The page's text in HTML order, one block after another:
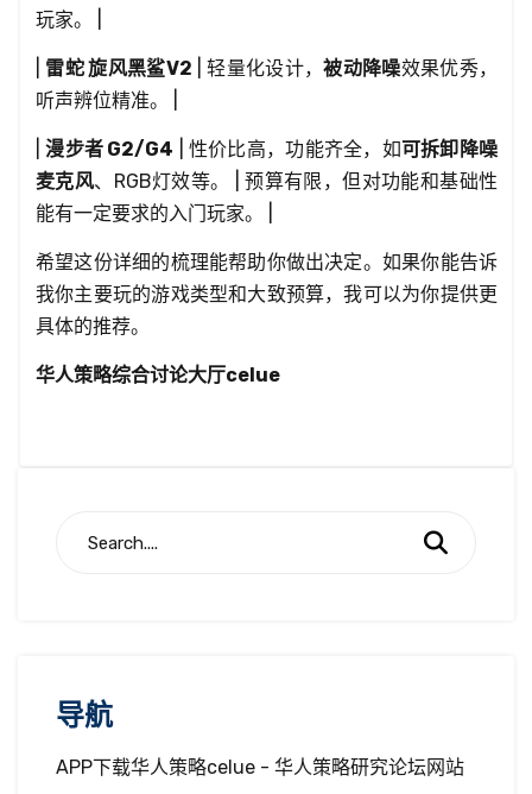
玩家。 |
雷蛇 旋风黑鲨V2 | 轻量化设计，被动降噪效果优秀，
听声辨位精准。 |
|漫步者 G2/G4 | 性价比高，功能齐全，如可拆卸降噪
麦克风、RGB灯效等。 | 预算有限，但对功能和基础性
能有一定要求的入门玩家。 |
希望这份详细的梳理能帮助你做出决定。如果你能告诉
我你主要玩的游戏类型和大致预算，我可以为你提供更
具体的推荐。
华人策略综合讨论大厅celue
导航
APP下载华人策略celue - 华人策略研究论坛网站